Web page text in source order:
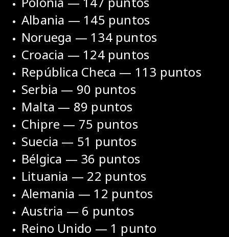
Albania — 145 puntos
Noruega — 134 puntos
Croacia — 124 puntos
República Checa — 113 puntos
Serbia — 90 puntos
Malta — 89 puntos
Chipre — 75 puntos
Suecia — 51 puntos
Bélgica — 36 puntos
Lituania — 22 puntos
Alemania — 12 puntos
Austria — 6 puntos
Reino Unido — 1 punto